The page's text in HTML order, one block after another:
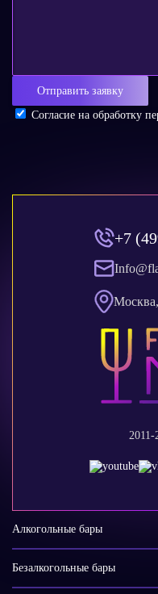
Отправить заявку
Согласие на обработку
Алкогольные бары
Безалкогольные бары
+7